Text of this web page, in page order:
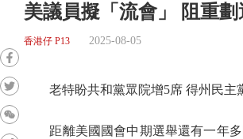
美議員擬「流會」 阻重劃
香港仔 P13 2025-08-05
老特盼共和黨眾院增5席 得州民主
距離美國國會中期選舉還有一年多